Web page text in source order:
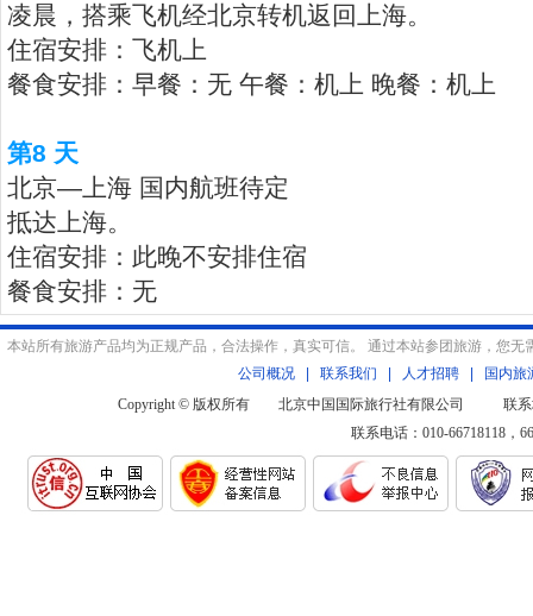
凌晨，搭乘飞机经北京转机返回上海。
住宿安排：飞机上
餐食安排：早餐：无 午餐：机上 晚餐：机上
第8 天
北京—上海 国内航班待定
抵达上海。
住宿安排：此晚不安排住宿
餐食安排：无
本站所有旅游产品均为正规产品，合法操作，真实可信。 通过本站参团旅游，您
公司概况
联系我们 人才招聘
国内旅
Copyright © 版权所有 北京中国国际旅行社有限公司 联系
联系电话：010-66718118